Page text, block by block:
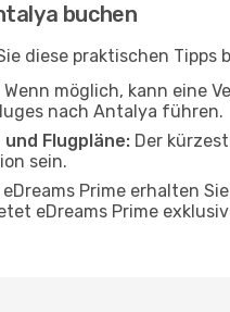
buchen
diese praktischen
Wenn möglich, kann eine
nach Antalya führen.
Flugpläne: Der
sein.
Prime erhalten
eDreams Prime